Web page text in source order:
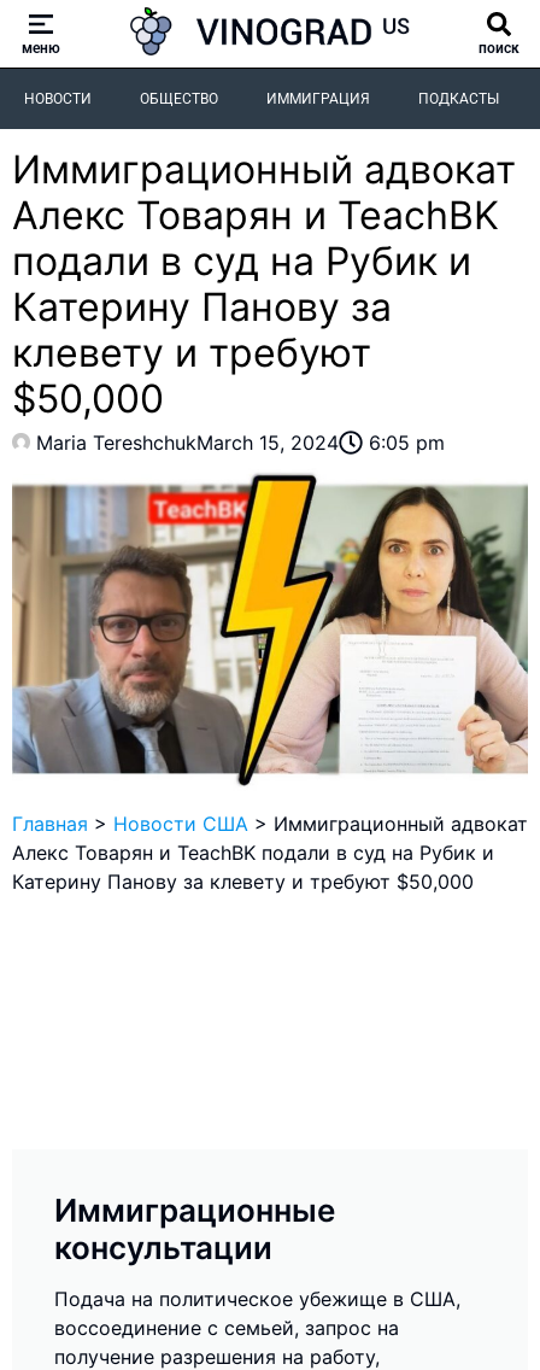
меню поиск
НОВОСТИ ОБЩЕСТВО ИММИГРАЦИЯ ПОДКАСТЫ
Иммиграционный адвокат
Алекс Товарян и TeachBK
подали в суд на Рубик и
Катерину Панову за
клевету и требуют
$50,000
Maria TereshchukMarch 15, 2024 6:05 pm
Главная > Новости США > Иммиграционный адвокат
Алекс Товарян и TeachBK подали в суд на Рубик и
Катерину Панову за клевету и требуют $50,000
Иммиграционные
консультации
Подача на политическое убежище в США,
воссоединение с семьей, запрос на
получение разрешения на работу,